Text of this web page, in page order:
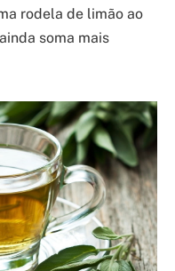
rodela de limão ao
soma mais